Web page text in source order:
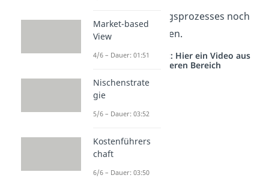
Kaufentscheidungsprozesses noch
einmal wiederholen.
Studyflix vernetzt: Hier ein Video aus
einem anderen Bereich
Market-based
View
4/6 – Dauer: 01:51
Nischenstrate
gie
5/6 – Dauer: 03:52
Kostenführers
chaft
6/6 – Dauer: 03:50